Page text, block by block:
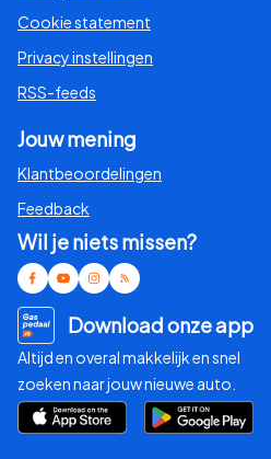
Cookie statement
Privacy instellingen
RSS-feeds
Jouw mening
Klantbeoordelingen
Feedback
Wil je niets missen?
Download onze app
Altijd en overal makkelijk en snel
zoeken naar jouw nieuwe auto.